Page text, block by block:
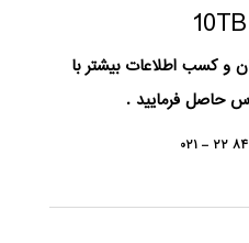
و کسب اطلاعات بیشتر با
حاصل فرمایید .